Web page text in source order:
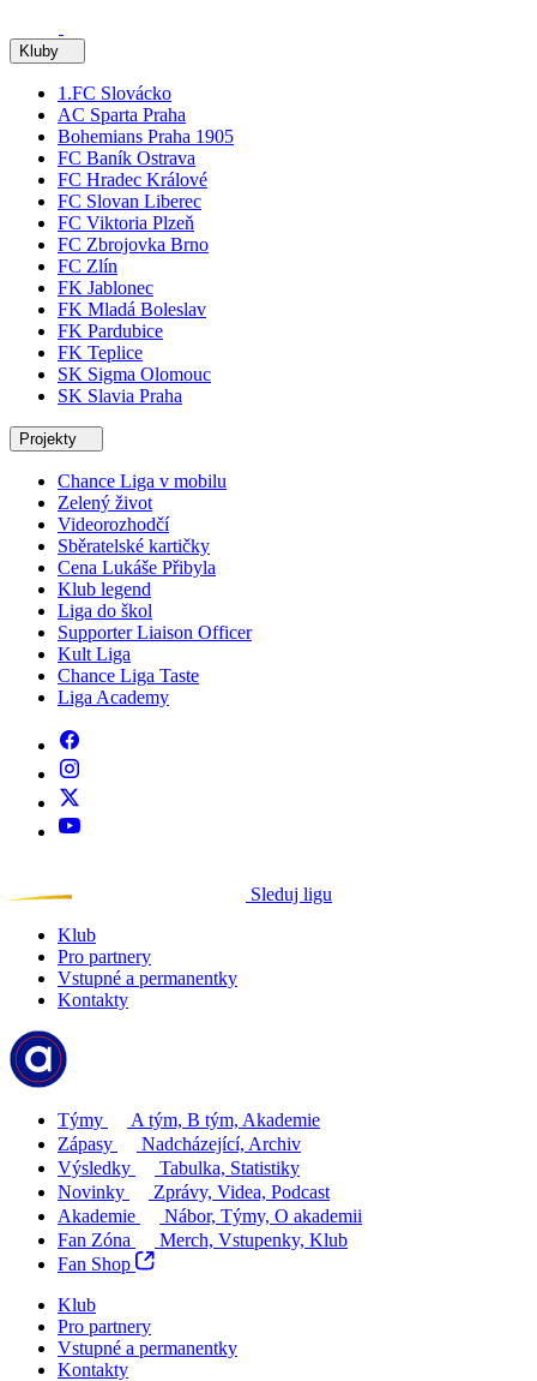
Kluby
1.FC Slovácko
AC Sparta Praha
Bohemians Praha 1905
FC Baník Ostrava
FC Hradec Králové
FC Slovan Liberec
FC Viktoria Plzeň
FC Zbrojovka Brno
FC Zlín
FK Jablonec
FK Mladá Boleslav
FK Pardubice
FK Teplice
SK Sigma Olomouc
SK Slavia Praha
Projekty
Chance Liga v mobilu
Zelený život
Videorozhodčí
Sběratelské kartičky
Cena Lukáše Přibyla
Klub legend
Liga do škol
Supporter Liaison Officer
Kult Liga
Chance Liga Taste
Liga Academy
Sleduj ligu
Klub
Pro partnery
Vstupné a permanentky
Kontakty
Týmy
A tým, B tým, Akademie
Zápasy
Nadcházející, Archiv
Výsledky
Tabulka, Statistiky
Novinky
Zprávy, Videa, Podcast
Akademie
Nábor, Týmy, O akademii
Fan Zóna
Merch, Vstupenky, Klub
Fan Shop
Klub
Pro partnery
Vstupné a permanentky
Kontakty